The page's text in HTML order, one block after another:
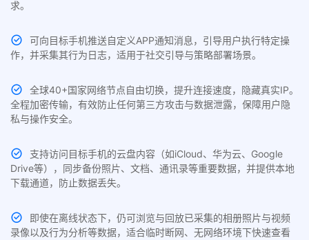
求。
可向目标手机推送自定义APP通知消息，引导用户执行特定操
作，并采集其行为日志，适用于社交引导与策略部署场景。
全球40+国家网络节点自由切换，提升连接速度，隐藏真实IP。
全程加密传输，有效防止任何第三方攻击与数据泄露，保障用户隐
私与操作安全。
支持访问目标手机的云盘内容（如iCloud、华为云、Google
Drive等），同步备份照片、文档、通讯录等重要数据，并提供本地
下载通道，防止数据丢失。
即使在离线状态下，仍可浏览与回放已采集的相册照片与视频
录像以及行为分析等数据，适合临时断网、无网络环境下快速查看